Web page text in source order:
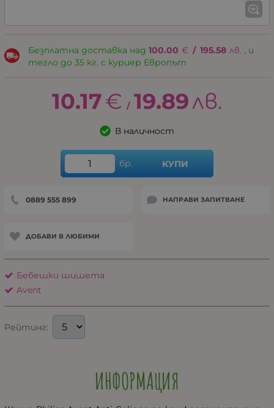
Безплатна доставка над 100.00 € / 195.58 лв. , и
тегло до 35 кг. с куриер Европът
10.17€ / 19.89лв.
В наличност
бр. КУПИ
0889 555 899 НАПРАВИ ЗАПИТВАНЕ
ДОБАВИ В ЛЮБИМИ
Бебешки шишета
Avent
Рейтинг:
ИНФОРМАЦИЯ